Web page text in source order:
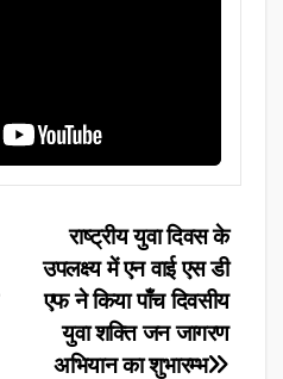
राष्ट्रीय युवा दिवस के
उपलक्ष्य में एन वाई एस डी
एफ ने किया पाँच दिवसीय
युवा शक्ति जन जागरण
अभियान का शुभारम्भ